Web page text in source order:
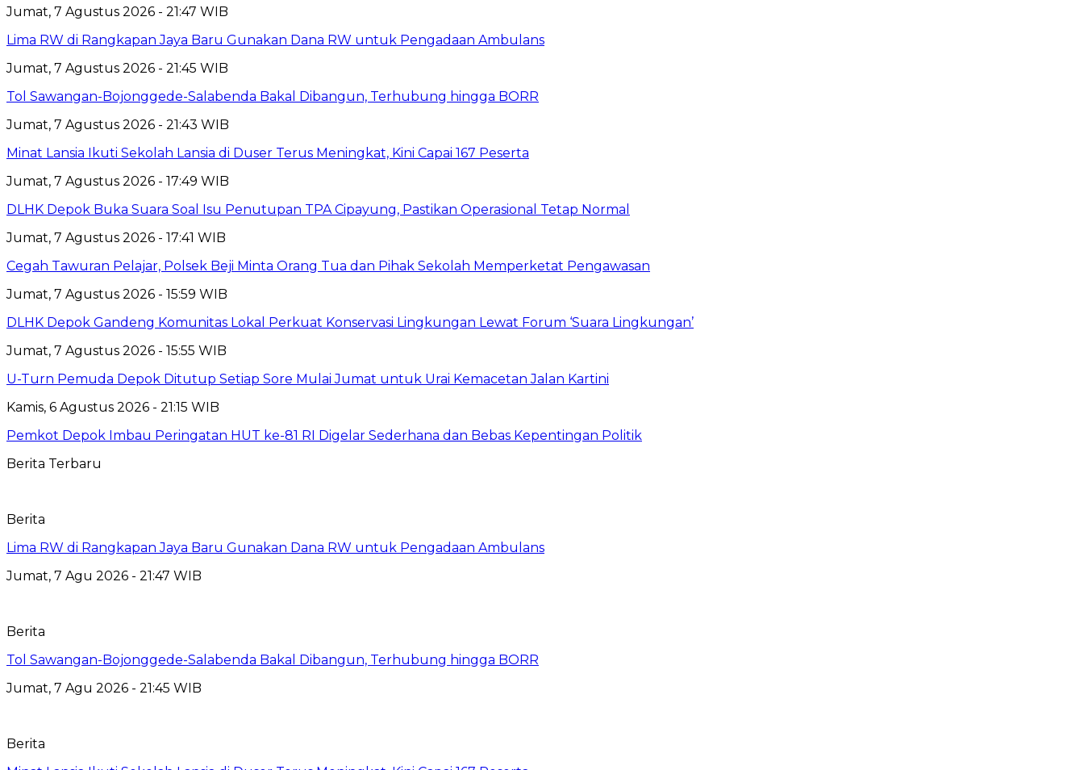
Jumat, 7 Agustus 2026 - 21:47 WIB
Lima RW di Rangkapan Jaya Baru Gunakan Dana RW untuk Pengadaan Ambulans
Jumat, 7 Agustus 2026 - 21:45 WIB
Tol Sawangan-Bojonggede-Salabenda Bakal Dibangun, Terhubung hingga BORR
Jumat, 7 Agustus 2026 - 21:43 WIB
Minat Lansia Ikuti Sekolah Lansia di Duser Terus Meningkat, Kini Capai 167 Peserta
Jumat, 7 Agustus 2026 - 17:49 WIB
DLHK Depok Buka Suara Soal Isu Penutupan TPA Cipayung, Pastikan Operasional Tetap Normal
Jumat, 7 Agustus 2026 - 17:41 WIB
Cegah Tawuran Pelajar, Polsek Beji Minta Orang Tua dan Pihak Sekolah Memperketat Pengawasan
Jumat, 7 Agustus 2026 - 15:59 WIB
DLHK Depok Gandeng Komunitas Lokal Perkuat Konservasi Lingkungan Lewat Forum ‘Suara Lingkungan’
Jumat, 7 Agustus 2026 - 15:55 WIB
U-Turn Pemuda Depok Ditutup Setiap Sore Mulai Jumat untuk Urai Kemacetan Jalan Kartini
Kamis, 6 Agustus 2026 - 21:15 WIB
Pemkot Depok Imbau Peringatan HUT ke-81 RI Digelar Sederhana dan Bebas Kepentingan Politik
Berita Terbaru
Berita
Lima RW di Rangkapan Jaya Baru Gunakan Dana RW untuk Pengadaan Ambulans
Jumat, 7 Agu 2026 - 21:47 WIB
Berita
Tol Sawangan-Bojonggede-Salabenda Bakal Dibangun, Terhubung hingga BORR
Jumat, 7 Agu 2026 - 21:45 WIB
Berita